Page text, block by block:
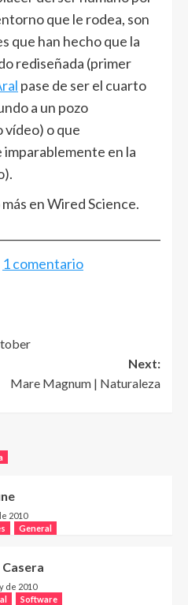
que le rodea, son
que han hecho que la
rediseñada (primer
pase de ser el cuarto
a un pozo
vídeo) o que
en la
en Wired Science.
1 comentario
Next:
Mare Magnum | Naturaleza
2010
General
de 2010
Software